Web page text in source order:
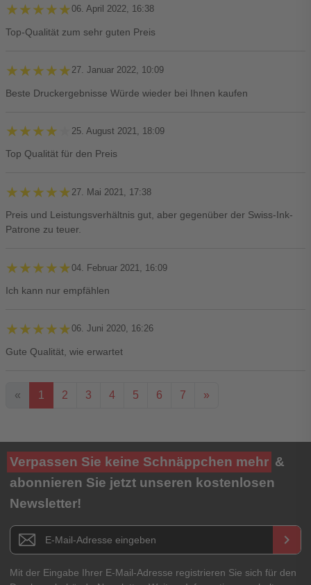
★★★★★
★★★★★06. April 2022, 16:38
Top-Qualität zum sehr guten Preis
★★★★★
★★★★★ 27. Januar 2022, 10:09
Beste Druckergebnisse Würde wieder bei Ihnen kaufen
★★★★★
★★★★★ 25. August 2021, 18:09
Top Qualität für den Preis
★★★★★
★★★★★ 27. Mai 2021, 17:38
Preis und Leistungsverhältnis gut, aber gegenüber der Swiss-Ink-
Patrone zu teuer.
★★★★★
★★★★★04. Februar 2021, 16:09
Ich kann nur empfählen
★★★★★
★★★★★06. Juni 2020, 16:26
Gute Qualität, wie erwartet
« 1 2 3 4 5 6 7 »
Ihre Bewertung**
★★★★★
Titel**
E-Mail-Adresse
Ihr Passwort
Verpassen Sie keine Schnäppchen mehr &
abonnieren Sie jetzt unseren kostenlosen
Newsletter!
Newsletter E-Mail Adresse keyboard_arrow_right
Mit der Eingabe Ihrer E-Mail-Adresse registrieren Sie sich für den